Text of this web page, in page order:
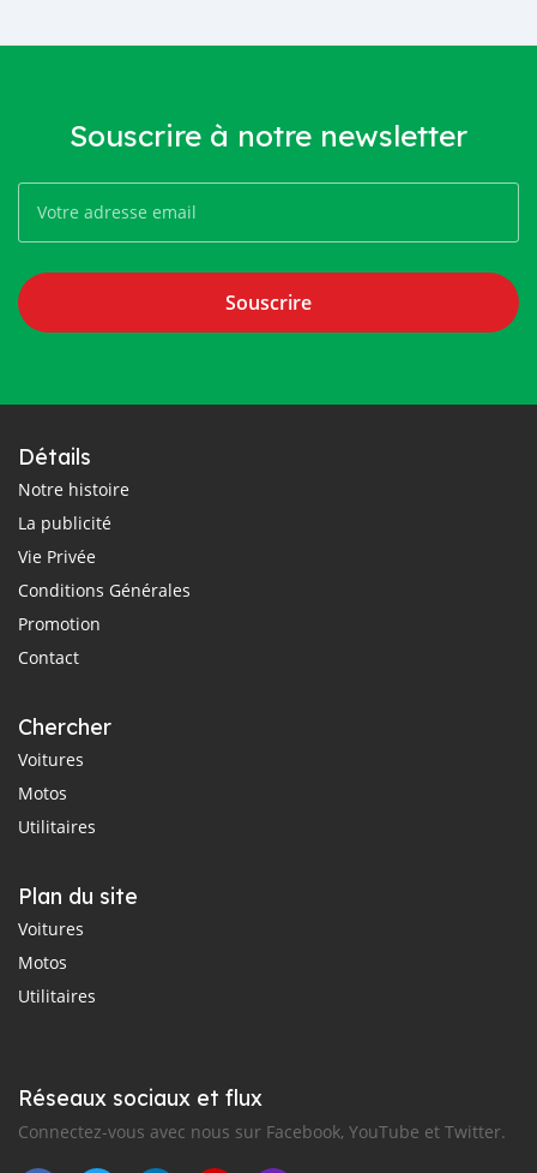
Souscrire à notre newsletter
Souscrire
Détails
Notre histoire
La publicité
Vie Privée
Conditions Générales
Promotion
Contact
Chercher
Voitures
Motos
Utilitaires
Plan du site
Voitures
Motos
Utilitaires
Réseaux sociaux et flux
Connectez-vous avec nous sur Facebook, YouTube et Twitter.